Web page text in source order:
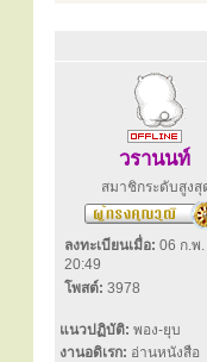
วรานนท์
สมาชิกระดับสูงสุ
ลงทะเบียนเมื่อ: 06 ก.พ
20:49
โพสต์: 3978
แนวปฏิบัติ: พอง-ยุบ
งานอดิเรก: อ่านหนังสือ